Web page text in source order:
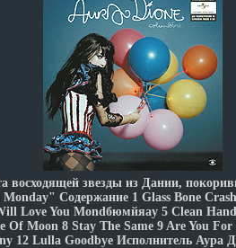
восходящей звезды из Дании,
Содержание 1 Glass Bone
Love You Mondбюмйяay 5 Clean
Of Moon 8 Stay The Same 9 Are You For
12 Lulla Goodbye Исполнитель Аура